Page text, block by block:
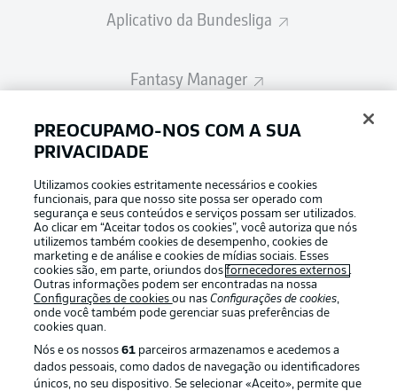
Aplicativo da Bundesliga
Fantasy Manager
BUNDESLIGA-GROUP
Escolha seu idioma
Português Modo de visualização
Login
PREOCUPAMO-NOS COM A SUA
PRIVACIDADE
Utilizamos cookies estritamente necessários e cookies
funcionais, para que nosso site possa ser operado com
segurança e seus conteúdos e serviços possam ser utilizados.
Ao clicar em “Aceitar todos os cookies”, você autoriza que nós
utilizemos também cookies de desempenho, cookies de
marketing e de análise e cookies de mídias sociais. Esses
cookies são, em parte, oriundos dosfornecedores externos .
Outras informações podem ser encontradas na nossa
Configurações de cookiesou nasConfigurações de cookies,
onde você também pode gerenciar suas preferências de
cookies quan.
Nós e os nossos61 parceiros armazenamos e acedemos a
dados pessoais, como dados de navegação ou identificadores
únicos, no seu dispositivo. Se selecionar «Aceito», permite que